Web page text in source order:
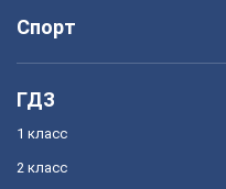
Спорт
ГДЗ
1 класс
2 класс